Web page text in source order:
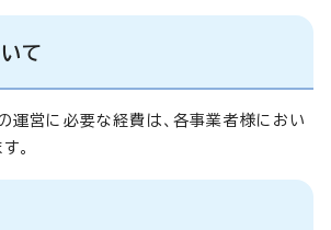
て
営に必要な経費は、各事業者様におい
。